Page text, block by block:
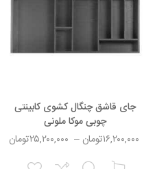
جای قاشق چنگال کشوی کابینتی
چوبی موکا ملونی
۱۶,۲۰۰,۰۰۰تومان – ۲۵,۲۰۰,۰۰۰تومان